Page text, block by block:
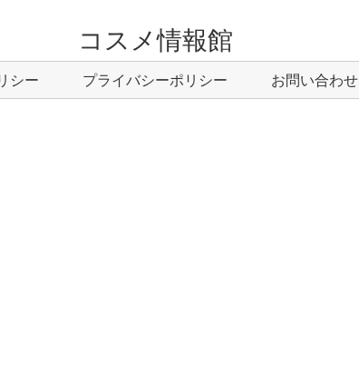
コスメ情報館
シー プライバシーポリシー お問い合わせ